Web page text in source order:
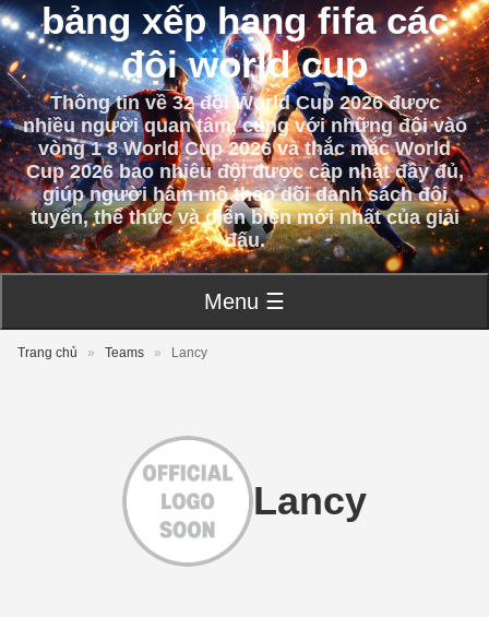
bảng xếp hạng fifa các
đội world cup
Thông tin về 32 đội World Cup 2026 được
nhiều người quan tâm, cùng với những đội vào
vòng 1 8 World Cup 2026 và thắc mắc World
Cup 2026 bao nhiêu đội được cập nhật đầy đủ,
giúp người hâm mộ theo dõi danh sách đội
tuyển, thể thức và diễn biến mới nhất của giải
đấu.
Menu ☰
Trang chủ » Teams » Lancy
Lancy